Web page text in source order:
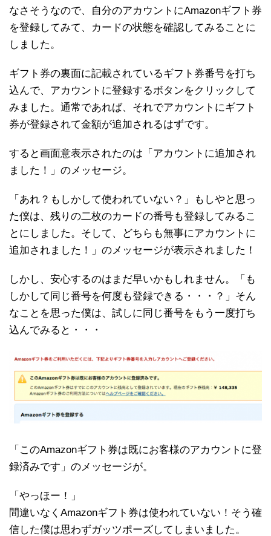
なさそうなので、自分のアカウントにAmazonギフト券
を登録してみて、カードの状態を確認してみることに
しました。
ギフト券の裏面に記載されているギフト券番号を打ち
込んで、アカウントに登録するボタンをクリックして
みました。通常であれば、それでアカウントにギフト
券が登録されて金額が追加されるはずです。
すると画面意表示されたのは「アカウントに追加され
ました！」のメッセージ。
「あれ？もしかして使われていない？」もしやと思っ
た僕は、残りの二枚のカードの番号も登録してみるこ
とにしました。そして、どちらも無事にアカウントに
追加されました！」のメッセージが表示されました！
しかし、安心するのはまだ早いかもしれません。「も
しかして同じ番号を何度も登録できる・・・？」そん
なことを思った僕は、試しに同じ番号をもう一度打ち
込んでみると・・・
「このAmazonギフト券は既にお客様のアカウントに登
録済みです」のメッセージが。
「やっほー！」
間違いなくAmazonギフト券は使われていない！そう確
信した僕は思わずガッツポーズしてしまいました。